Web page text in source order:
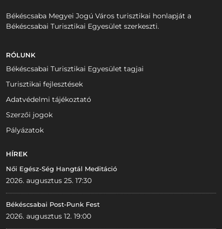
Békéscsaba Megyei Jogú Város turisztikai honlapját a
Békéscsabai Turisztikai Egyesület szerkeszti.
RÓLUNK
Békéscsabai Turisztikai Egyesület tagjai
Turisztikai fejlesztések
Adatvédelmi tájékoztató
Szerzői jogok
Pályázatok
HÍREK
Női Egész-Ség Hangtál Meditáció
2026. augusztus 25. 17:30
Békéscsabai Post-Punk Fest
2026. augusztus 12. 19:00